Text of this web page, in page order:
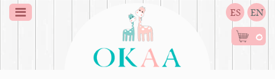
ES EN
0